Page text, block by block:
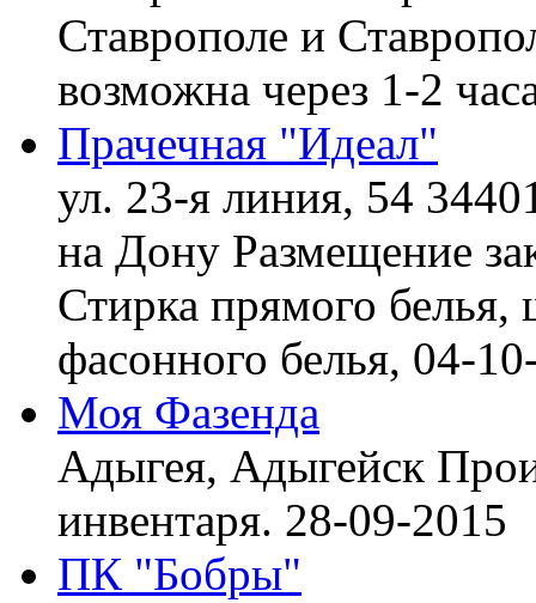
Ставрополе и
возможна через 1-2
Прачечная "Идеал"
ул. 23-я линия, 54
на Дону Размещение
Стирка прямого
фасонного белья, 04-
Моя Фазенда
Адыгея, Адыгейск
инвентаря. 28-09-2015
ПК "Бобры"